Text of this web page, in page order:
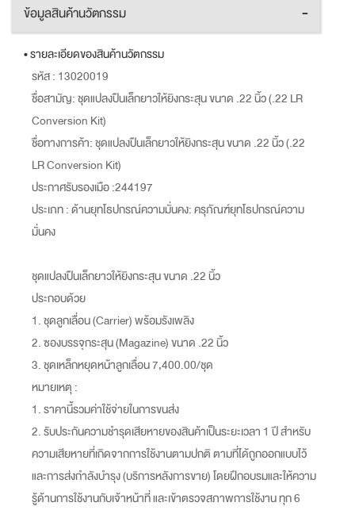
ข้อมูลสินค้านวัตกรรม -
• รายละเอียดของสินค้านวัตกรรม
รหัส : 13020019
ชื่อสามัญ: ชุดแปลงปืนเล็กยาวให้ยิงกระสุน ขนาด .22 นิ้ว (.22 LR
Conversion Kit)
ชื่อทางการค้า: ชุดแปลงปืนเล็กยาวให้ยิงกระสุน ขนาด .22 นิ้ว (.22
LR Conversion Kit)
ประกาศรับรองเมือ :244197
ประเภท : ด้านยุทโธปกรณ์ความมั่นคง: ครุภัณฑ์ยุทโธปกรณ์ความ
มั่นคง
ชุดแปลงปืนเล็กยาวให้ยิงกระสุน ขนาด .22 นิ้ว
ประกอบด้วย
1. ชุดลูกเลื่อน (Carrier) พร้อมรังเพลิง
2. ซองบรรจุกระสุน (Magazine) ขนาด .22 นิ้ว
3. ชุดเหล็กหยุดหน้าลูกเลื่อน 7,400.00/ชุด
หมายเหตุ :
1. ราคานี้รวมค่าใช้จ่ายในการขนส่ง
2. รับประกันความชำรุดเสียหายของสินค้าเป็นระยะเวลา 1 ปี สำหรับ
ความเสียหายที่เกิดจากการใช้งานตามปกติ ตามที่ได้ถูกออกแบบไว้
และการส่งกำลังบำรุง (บริการหลังการขาย) โดยฝึกอบรมและให้ความ
รู้ด้านการใช้งานกับเจ้าหน้าที่ และเข้าตรวจสภาพการใช้งาน ทุก 6